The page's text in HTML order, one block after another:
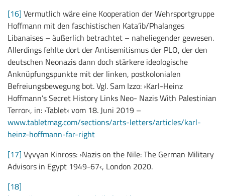
[16] Vermutlich wäre eine Kooperation der Wehrsportgruppe
Hoffmann mit den faschistischen Kata’ib/Phalanges
Libanaises – äußerlich betrachtet – naheliegender gewesen.
Allerdings fehlte dort der Antisemitismus der PLO, der den
deutschen Neonazis dann doch stärkere ideologische
Anknüpfungspunkte mit der linken, postkolonialen
Befreiungsbewegung bot. Vgl. Sam Izzo: ›Karl-Heinz
Hoffmann’s Secret History Links Neo- Nazis With Palestinian
Terror‹, in: ›Tablet‹ vom 18. Juni 2019 –
www.tabletmag.com/sections/arts-letters/articles/karl-
heinz-hoffmann-far-right
[17] Vyvyan Kinross: ›Nazis on the Nile: The German Military
Advisors in Egypt 1949-67‹, London 2020.
[18]